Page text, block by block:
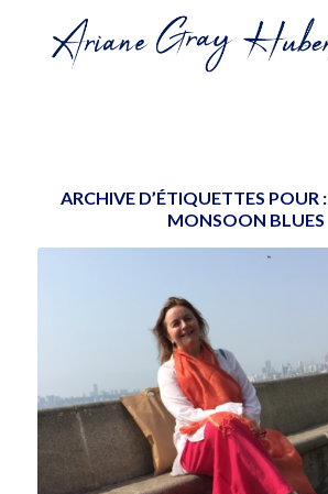
ARCHIVE D’ÉTIQUETTES POUR :
MONSOON BLUES